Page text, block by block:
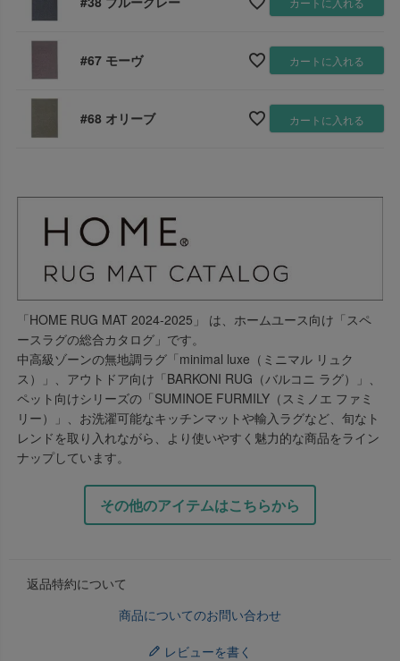
#67 モーヴ カートに入れる
#68 オリーブ カートに入れる
「HOME RUG MAT 2024-2025」 は、ホームユース向け「スペ
ースラグの総合カタログ」です。
中高級ゾーンの無地調ラグ「minimal luxe（ミニマル リュク
ス）」、アウトドア向け「BARKONI RUG（バルコニ ラグ）」、
ペット向けシリーズの「SUMINOE FURMILY（スミノエ ファミ
リー）」、お洗濯可能なキッチンマットや輸入ラグなど、旬なト
レンドを取り入れながら、より使いやすく魅力的な商品をライン
ナップしています。
その他のアイテムはこちらから
返品特約について
商品についてのお問い合わせ
レビューを書く